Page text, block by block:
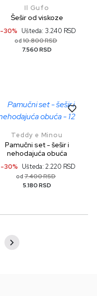
Il Gufo
Šešir od viskoze
-30% Ušteda: 3.240 RSD
od 10.800 RSD
7.560 RSD
Teddy e Minou
Pamučni set - šešir i
nehodajuća obuća
-30% Ušteda: 2.220 RSD
od 7.400 RSD
5.180 RSD